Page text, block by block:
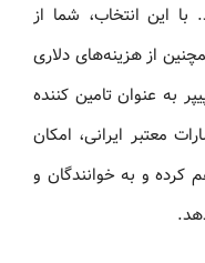
این انتخاب، شما از
از هزینه‌های دلاری
به عنوان تامین کننده
معتبر ایرانی، امکان
کرده و به خوانندگان و